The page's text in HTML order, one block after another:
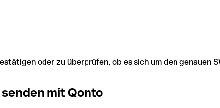
oder zu überprüfen, ob es sich um den genauen
mit Qonto